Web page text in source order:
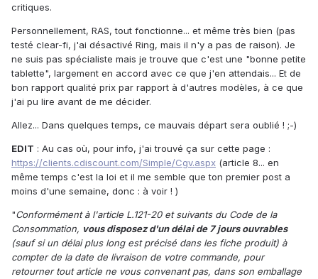
critiques.
Personnellement, RAS, tout fonctionne... et même très bien (pas
testé clear-fi, j'ai désactivé Ring, mais il n'y a pas de raison). Je
ne suis pas spécialiste mais je trouve que c'est une "bonne petite
tablette", largement en accord avec ce que j'en attendais... Et de
bon rapport qualité prix par rapport à d'autres modèles, à ce que
j'ai pu lire avant de me décider.
Allez... Dans quelques temps, ce mauvais départ sera oublié ! ;-)
EDIT : Au cas où, pour info, j'ai trouvé ça sur cette page :
https://clients.cdiscount.com/Simple/Cgv.aspx (article 8... en
même temps c'est la loi et il me semble que ton premier post a
moins d'une semaine, donc : à voir ! )
"Conformément à l'article L.121-20 et suivants du Code de la
Consommation, vous disposez d'un délai de 7 jours ouvrables
(sauf si un délai plus long est précisé dans les fiche produit) à
compter de la date de livraison de votre commande, pour
retourner tout article ne vous convenant pas, dans son emballage